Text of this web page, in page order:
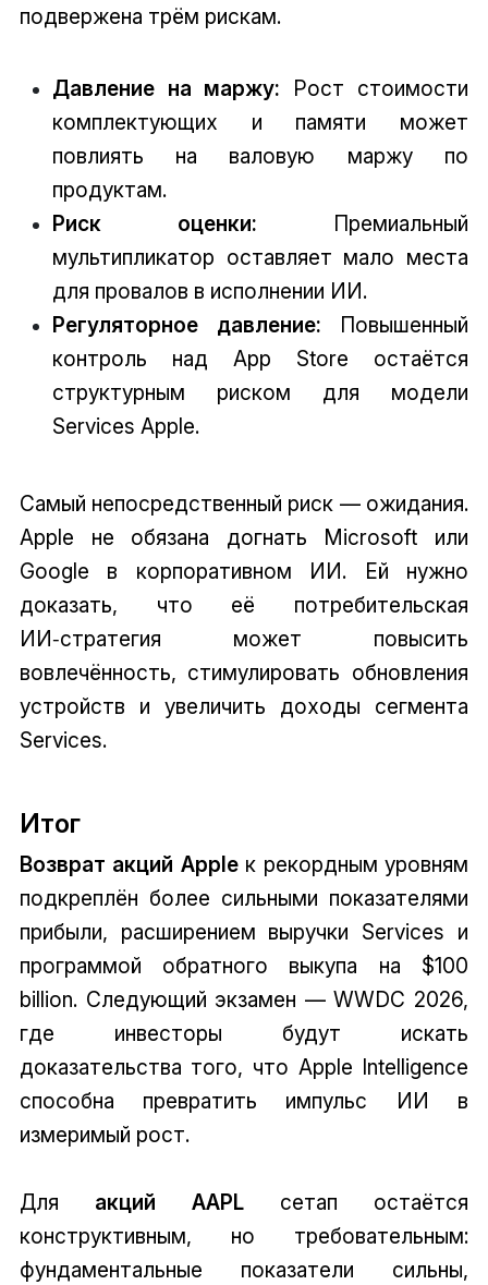
подвержена трём рискам.
Давление на маржу: Рост стоимости
комплектующих и памяти может
повлиять на валовую маржу по
продуктам.
Риск оценки: Премиальный
мультипликатор оставляет мало места
для провалов в исполнении ИИ.
Регуляторное давление: Повышенный
контроль над App Store остаётся
структурным риском для модели
Services Apple.
Самый непосредственный риск — ожидания.
Apple не обязана догнать Microsoft или
Google в корпоративном ИИ. Ей нужно
доказать, что её потребительская
ИИ‑стратегия может повысить
вовлечённость, стимулировать обновления
устройств и увеличить доходы сегмента
Services.
Итог
Возврат акций Appleк рекордным уровням
подкреплён более сильными показателями
прибыли, расширением выручки Services и
программой обратного выкупа на $100
billion. Следующий экзамен — WWDC 2026,
где инвесторы будут искать
доказательства того, что Apple Intelligence
способна превратить импульс ИИ в
измеримый рост.
Для акций AAPL сетап остаётся
конструктивным, но требовательным:
фундаментальные показатели сильны,